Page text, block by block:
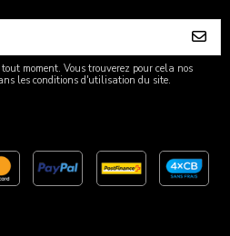
moment. Vous trouverez pour cela nos
les conditions d'utilisation du site.